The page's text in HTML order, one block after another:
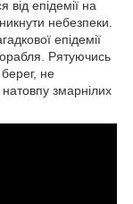
епідемії на
небезпеки.
епідемії
Рятуючись
не
змарнілих